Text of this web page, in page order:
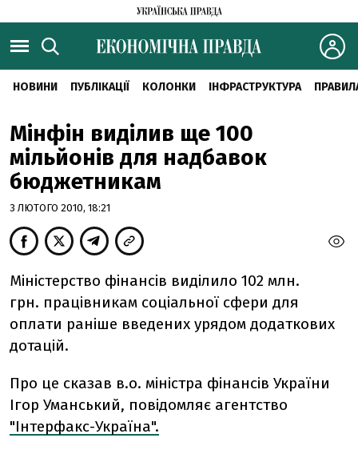
НОВИНИ ПУБЛІКАЦІЇ КОЛОНКИ ІНФРАСТРУКТУРА
Мінфін виділив ще 100
мільйонів для надбавок
бюджетникам
3 ЛЮТОГО 2010, 18:21
Міністерство фінансів виділило 102 млн.
грн. працівникам соціальної сфери для
оплати раніше введених урядом додаткових
дотацій.
Про це сказав в.о. міністра фінансів України
Ігор Уманський, повідомляє агентство
"Інтерфакс-Україна".